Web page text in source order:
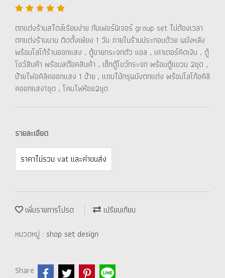
ตกแต่งร้านสไตล์เรียบง่าย กับเฟอร์นิเจอร์ group set ไม่ต้องเวลา
ตกแต่งร้านนาน ติดตั้งเพียง 1 วัน ภายในร้านประกอบด้วย ผนังหลัง
พร้อมโลโก้ร้านออกแสง , ตู้ขายกระจกตัว แอล , เคาเตอร์คิดเงิน , ตู้
โชว์สินค้า พร้อมสต๊อคสินค้า , เซ็ทตู้โขว์กระจก พร้อมตู้แขวน 2ชุด ,
ป้ายไฟอคิลิคออกแสง 1 ป้าย , แถบไม้กรุผนังตกแต่ง พร้อมโลโก้อคิลิ
คออกแสง1ชุด , โคมไฟห้อย2ชุด
รายละเอียด
ราคาไม่รวม vat และค่าขนส่ง
เพิ่มรายการโปรด
เปรียบเทียบ
หมวดหมู่ : shop set design
Share